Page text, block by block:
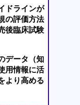
ドラインが
の評価方法
後臨床試験
データ（知
用情報に活
より高める